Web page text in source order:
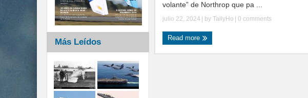
volante” de Northrop que pa ...
julio 22, 2024 | by TallyHo 0 comments
Read more
Más Leídos